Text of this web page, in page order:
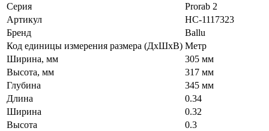
Серия
Prorab 2
Артикул
НС-1117323
Бренд
Ballu
Код единицы измерения размера (ДхШхВ) Метр
Ширина, мм
305 мм
Высота, мм
317 мм
Глубина
345 мм
Длина
0.34
Ширина
0.32
Высота
0.3